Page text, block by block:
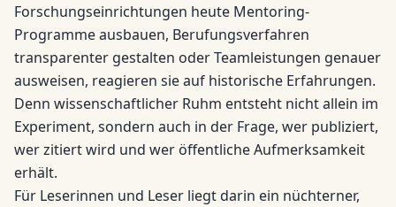
Forschungseinrichtungen heute Mentoring-
Programme ausbauen, Berufungsverfahren
transparenter gestalten oder Teamleistungen genauer
ausweisen, reagieren sie auf historische Erfahrungen.
Denn wissenschaftlicher Ruhm entsteht nicht allein im
Experiment, sondern auch in der Frage, wer publiziert,
wer zitiert wird und wer öffentliche Aufmerksamkeit
erhält.
Für Leserinnen und Leser liegt darin ein nüchterner,